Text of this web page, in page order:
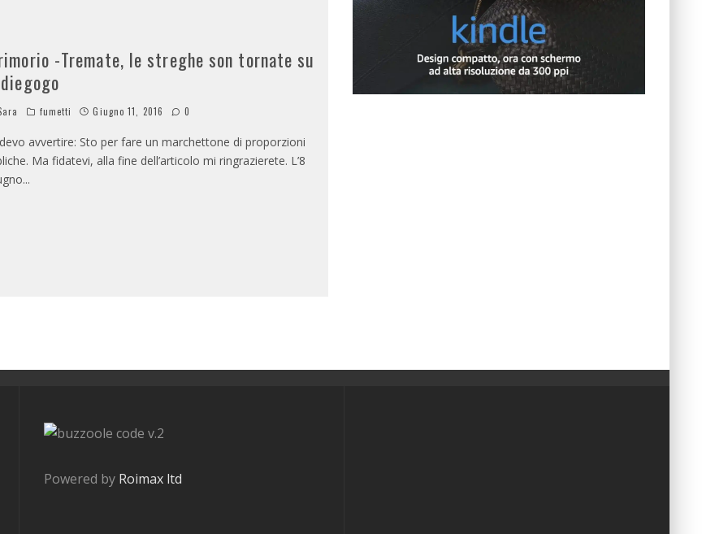
-Tremate, le streghe son tornate su
fumetti Giugno 11, 2016 0
avvertire: Sto per fare un marchettone di proporzioni
Ma fidatevi, alla fine dell’articolo mi ringrazierete. L’8
...
v.2
Powered by Roimax ltd